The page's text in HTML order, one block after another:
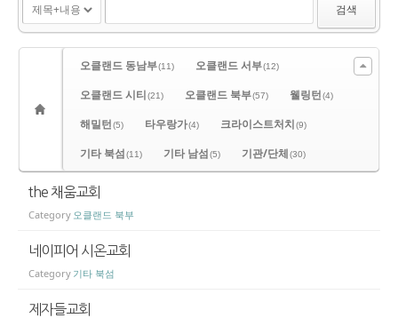
검색
오클랜드 동남부(11) 오클랜드 서부(12)
오클랜드 시티(21) 오클랜드 북부(57) 웰링턴(4)
해밀턴(5) 타우랑가(4) 크라이스트처치(9)
기타 북섬(11) 기타 남섬(5) 기관/단체(30)
the 채움교회
Category 오클랜드 북부
네이피어 시온교회
Category 기타 북섬
제자들교회